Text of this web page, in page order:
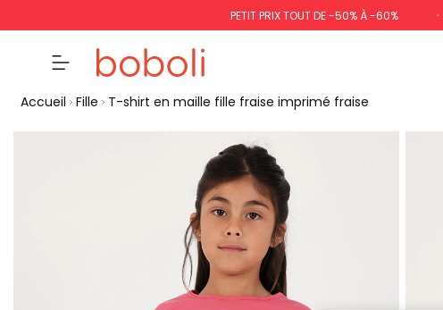
PETIT PRIX TOUT DE -50% À -60%
Accueil Fille T-shirt en maille fille fraise imprimé fraise